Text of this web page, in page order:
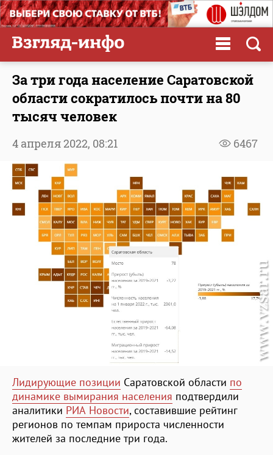
За три года население Саратовской
области сократилось почти на 80
тысяч человек
6467
4 апреля 2022, 08:21
Лидирующие позиции Саратовской области по
динамике вымирания населения подтвердили
аналитики РИА Новости, составившие рейтинг
регионов по темпам прироста численности
жителей за последние три года.